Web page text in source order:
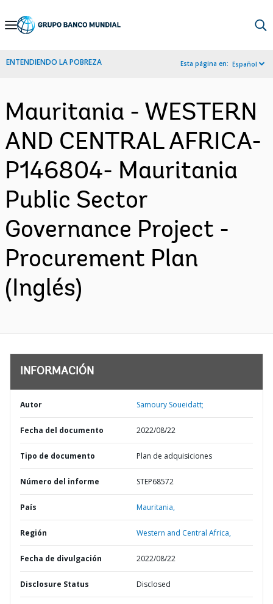
Skip
Navigation
ENTENDIENDO LA POBREZA Esta página en: Español
Mauritania - WESTERN
AND CENTRAL AFRICA-
P146804- Mauritania
Public Sector
Governance Project -
Procurement Plan
(Inglés)
INFORMACIÓN
Autor Samoury Soueidatt;
Fecha del documento 2022/08/22
Tipo de documento Plan de adquisiciones
Número del informe STEP68572
País Mauritania,
Región Western and Central Africa,
Fecha de divulgación 2022/08/22
Disclosure Status Disclosed